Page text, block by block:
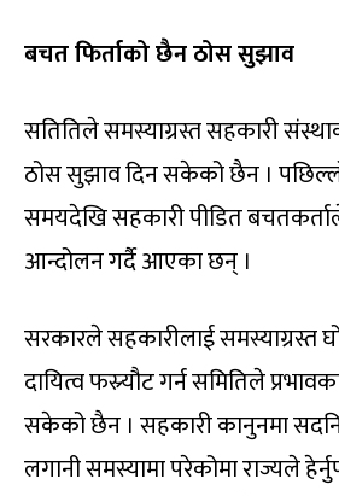
बचत फिर्ताको छैन ठोस सुझाव
सतितिले समस्याग्रस्त सहकारी
ठोस सुझाव दिन सकेको छैन ।
समयदेखि सहकारी पीडित
आन्दोलन गर्दै आएका छन् ।
सरकारले सहकारीलाई समस्याग्रस्त
दायित्व फस्र्यौट गर्न समितिले
सकेको छैन । सहकारी कानुनमा
लगानी समस्यामा परेकोमा राज्यले